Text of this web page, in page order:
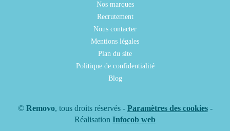
Nos marques
Recrutement
Nous contacter
Mentions légales
Plan du site
Politique de confidentialité
Blog
© Removo, tous droits réservés - Paramètres des cookies-
Réalisation Infocob web